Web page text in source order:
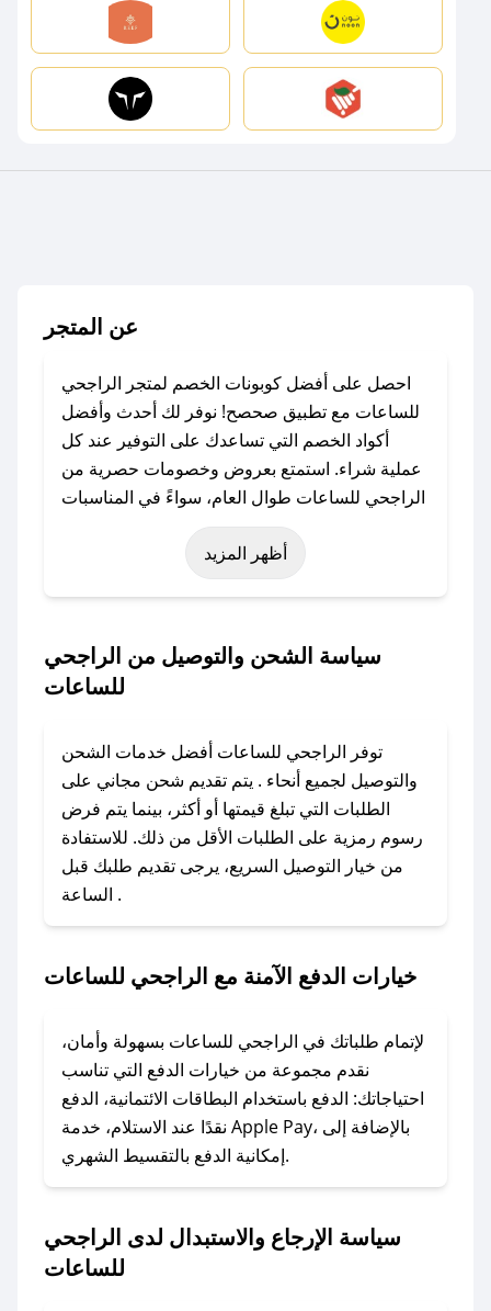
عن المتجر
احصل على أفضل كوبونات الخصم لمتجر الراجحي
للساعات مع تطبيق صحصح! نوفر لك أحدث وأفضل
أكواد الخصم التي تساعدك على التوفير عند كل
عملية شراء. استمتع بعروض وخصومات حصرية من
الراجحي للساعات طوال العام، سواءً في المناسبات
مثل عيد الفطر، عيد الأضحى، الجمعة البيضاء (شهر
نوفمبر)، رمضان، اليوم الوطني، يوم التأسيس، أو
حتى عروض خاصة أخرى.
للساعات؟
باستخدام تطبيق صحصح، يمكنك العثور بسهولة على
الكوبون، تواصل معنا عبر تويتر أو البريد الإلكتروني
لإضافته بسرعة.
### كيفية استخدام كود خصم الراجحي للساعات؟
1. انسخ كود الخصم من تطبيق صحصح.
2. الصقه في خانة الدفع عند التسوق من الراجحي
للساعات.
### ماذا أفعل إذا لم يعمل كود الخصم؟
الرسائل الخاصة على تويتر أو البريد الإلكتروني،
وسنقوم بحل المشكلة في أسرع وقت ممكن.
### ماذا أفعل إذا لم أجد كود خصم لمتجري
المفضل؟
في حال عدم توفر كوبونات لمتجرك المفضل، يمكنك
أسرع وقت ممكن.
أظهر المزيد
سياسة الشحن والتوصيل من الراجحي
للساعات
توفر الراجحي للساعات أفضل خدمات الشحن
والتوصيل لجميع أنحاء . يتم تقديم شحن مجاني على
الطلبات التي تبلغ قيمتها أو أكثر، بينما يتم فرض
رسوم رمزية على الطلبات الأقل من ذلك. للاستفادة
من خيار التوصيل السريع، يرجى تقديم طلبك قبل
الساعة .
خيارات الدفع الآمنة مع الراجحي للساعات
لإتمام طلباتك في الراجحي للساعات بسهولة وأمان،
نقدم مجموعة من خيارات الدفع التي تناسب
احتياجاتك: الدفع باستخدام البطاقات الائتمانية، الدفع
نقدًا عند الاستلام، خدمة Apple Pay، بالإضافة إلى
إمكانية الدفع بالتقسيط الشهري.
سياسة الإرجاع والاستبدال لدى الراجحي
للساعات